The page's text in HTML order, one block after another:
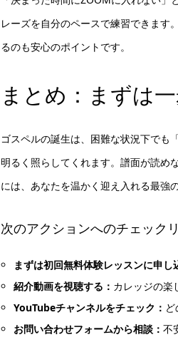
レーズを自分のペースで練習できます
るのも安心のポイントです。
まとめ：まずは
ゴスペルの誕生は、困難な状況下でも
明るく照らしてくれます。譜面が読め
には、あなたを温かく迎え入れる最強
次のアクションへのチェック
まずは初回無料体験レッスンに申し
紹介動画を視聴する： カレッジの楽
YouTubeチャンネルをチェック：
お問い合わせフォームから相談：不